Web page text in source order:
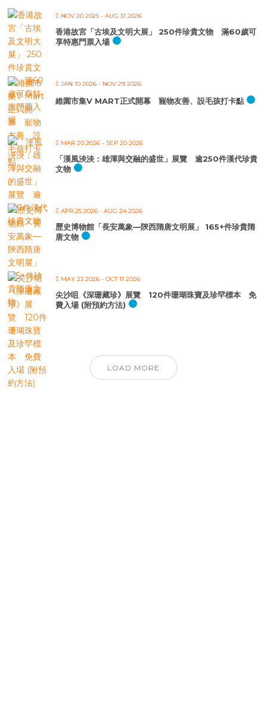
NOV 20 2025 - AUG 31 2026
香港故宮「古埃及文明大展」 250件珍貴文物 滿60歲可
享特惠門票入場
JAN 10 2026 - NOV 29 2026
維園市集V MART正式開幕 寵物友善、設毛孩打卡點
MAR 20 2026 - SEP 20 2026
「漢風泱泱：雄渾與交融的盛世」展覽 逾250件漢代珍貴
文物
APR 25 2026 - AUG 24 2026
歷史博物館「長安萬象—陝西隋唐文明展」 165+件珍貴隋
唐文物
MAY 23 2026 - OCT 11 2026
尖沙咀《深珊藏珍》展覽 120件珊瑚珠寶及珍罕標本 免
費入場 (附預約方法)
LOAD MORE